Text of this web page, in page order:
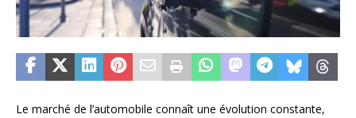
Le marché de l’automobile connaît une évolution constante,